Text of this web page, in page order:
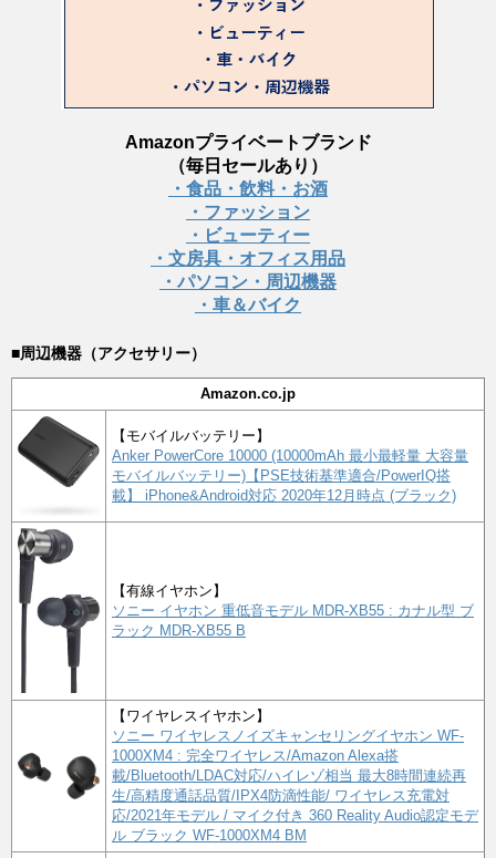
Amazonプライベートブランド
（毎日セールあり）
・食品・飲料・お酒
・ファッション
・ビューティー
・文房具・オフィス用品
・パソコン・周辺機器
・車＆バイク
■周辺機器（アクセサリー）
Amazon.co.jp
【モバイルバッテリー】
Anker PowerCore 10000 (10000mAh 最小最軽量 大容量
モバイルバッテリー)【PSE技術基準適合/PowerIQ搭
載】 iPhone&Android対応 2020年12月時点 (ブラック)
【有線イヤホン】
ソニー イヤホン 重低音モデル MDR-XB55 : カナル型 ブ
ラック MDR-XB55 B
【ワイヤレスイヤホン】
ソニー ワイヤレスノイズキャンセリングイヤホン WF-
1000XM4 : 完全ワイヤレス/Amazon Alexa搭
載/Bluetooth/LDAC対応/ハイレゾ相当 最大8時間連続再
生/高精度通話品質/IPX4防滴性能/ ワイヤレス充電対
応/2021年モデル / マイク付き 360 Reality Audio認定モデ
ル ブラック WF-1000XM4 BM